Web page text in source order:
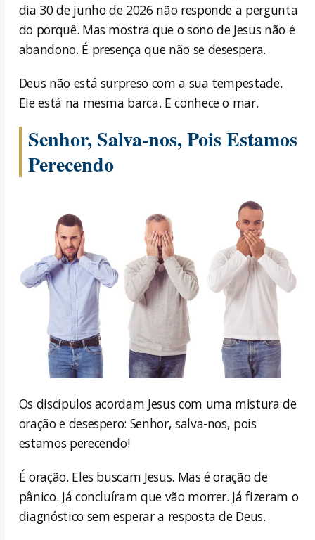
dia 30 de junho de 2026 não responde a pergunta
do porquê. Mas mostra que o sono de Jesus não é
abandono. É presença que não se desespera.
Deus não está surpreso com a sua tempestade.
Ele está na mesma barca. E conhece o mar.
Senhor, Salva-nos, Pois Estamos
Perecendo
Os discípulos acordam Jesus com uma mistura de
oração e desespero: Senhor, salva-nos, pois
estamos perecendo!
É oração. Eles buscam Jesus. Mas é oração de
pânico. Já concluíram que vão morrer. Já fizeram o
diagnóstico sem esperar a resposta de Deus.